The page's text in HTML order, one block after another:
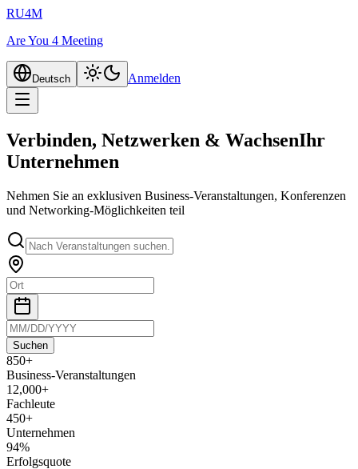
RU4M
Are You 4 Meeting
Deutsch Anmelden
Verbinden, Netzwerken & WachsenIhr
Unternehmen
Nehmen Sie an exklusiven Business-Veranstaltungen, Konferenzen
und Networking-Möglichkeiten teil
Suchen
850+
Business-Veranstaltungen
12,000+
Fachleute
450+
Unternehmen
94%
Erfolgsquote